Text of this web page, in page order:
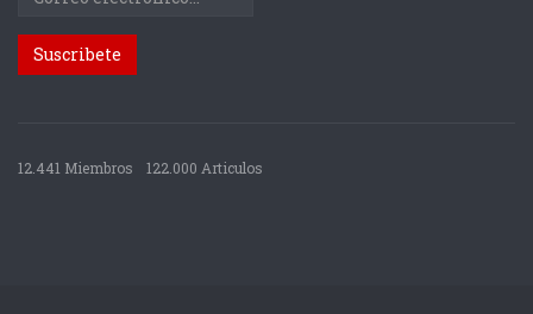
12.441 Miembros 122.000 Articulos